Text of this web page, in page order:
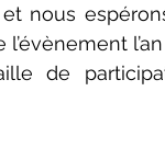
nous
de